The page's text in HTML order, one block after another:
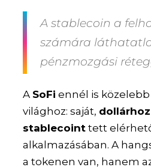
A stablecoin a
számára
pénzmozgási
A SoFi ennél is
világhoz: saját,
stablecoint tett
alkalmazásában. A
a tokenen van, hanem